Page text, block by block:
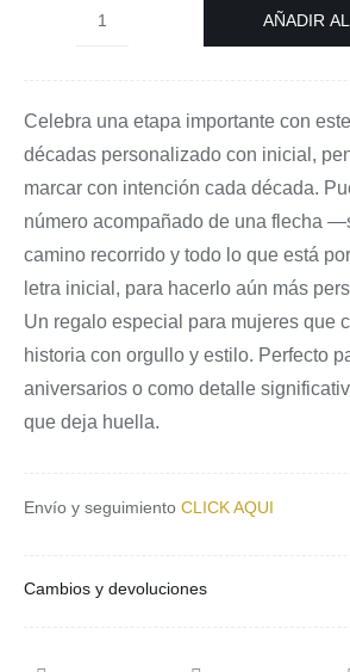
décadas
personalizado
inicial
cantidad
AÑADIR
Celebra una etapa importante con
décadas personalizado con inicial,
marcar con intención cada década.
número acompañado de una flecha
camino recorrido y todo lo que está
letra inicial, para hacerlo aún más
Un regalo especial para mujeres que
historia con orgullo y estilo. Perfecto
aniversarios o como detalle
que deja huella.
Envío y seguimiento CLICK AQUI
Cambios y devoluciones